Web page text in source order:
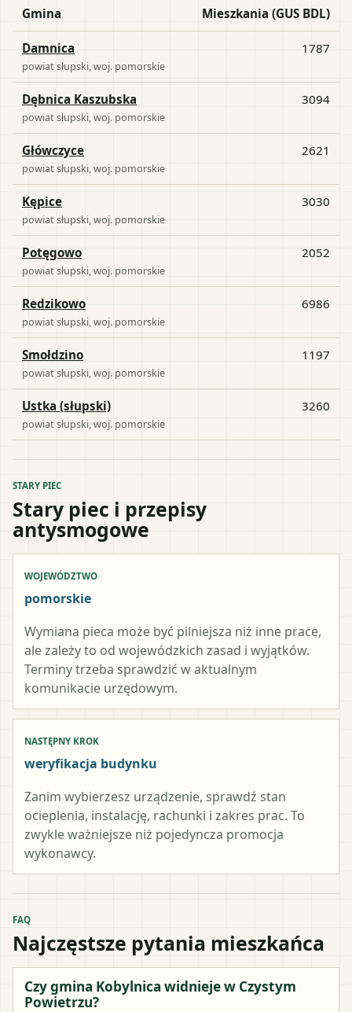
Gmina Mieszkania (GUS BDL)
Damnica
powiatsłupski , woj. pomorskie
1787
Dębnica Kaszubska
powiatsłupski , woj. pomorskie
3094
Główczyce
powiatsłupski , woj. pomorskie
2621
Kępice
powiatsłupski , woj. pomorskie
3030
Potęgowo
powiatsłupski , woj. pomorskie
2052
Redzikowo
powiatsłupski , woj. pomorskie
6986
Smołdzino
powiatsłupski , woj. pomorskie
1197
Ustka (słupski)
powiatsłupski , woj. pomorskie
3260
STARY PIEC
Stary piec i przepisy
antysmogowe
WOJEWÓDZTWO
pomorskie
Wymiana pieca może być pilniejsza niż inne prace,
ale zależy to od wojewódzkich zasad i wyjątków.
Terminy trzeba sprawdzić w aktualnym
komunikacie urzędowym.
NASTĘPNY KROK
weryfikacja budynku
Zanim wybierzesz urządzenie, sprawdź stan
ocieplenia, instalację, rachunki i zakres prac. To
zwykle ważniejsze niż pojedyncza promocja
wykonawcy.
FAQ
Najczęstsze pytania mieszkańca
Czy gmina Kobylnica widnieje w Czystym
Powietrzu?